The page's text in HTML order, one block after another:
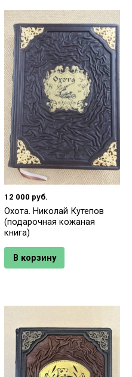
12 000 руб.
Охота. Николай Кутепов
(подарочная кожаная
книга)
В корзину